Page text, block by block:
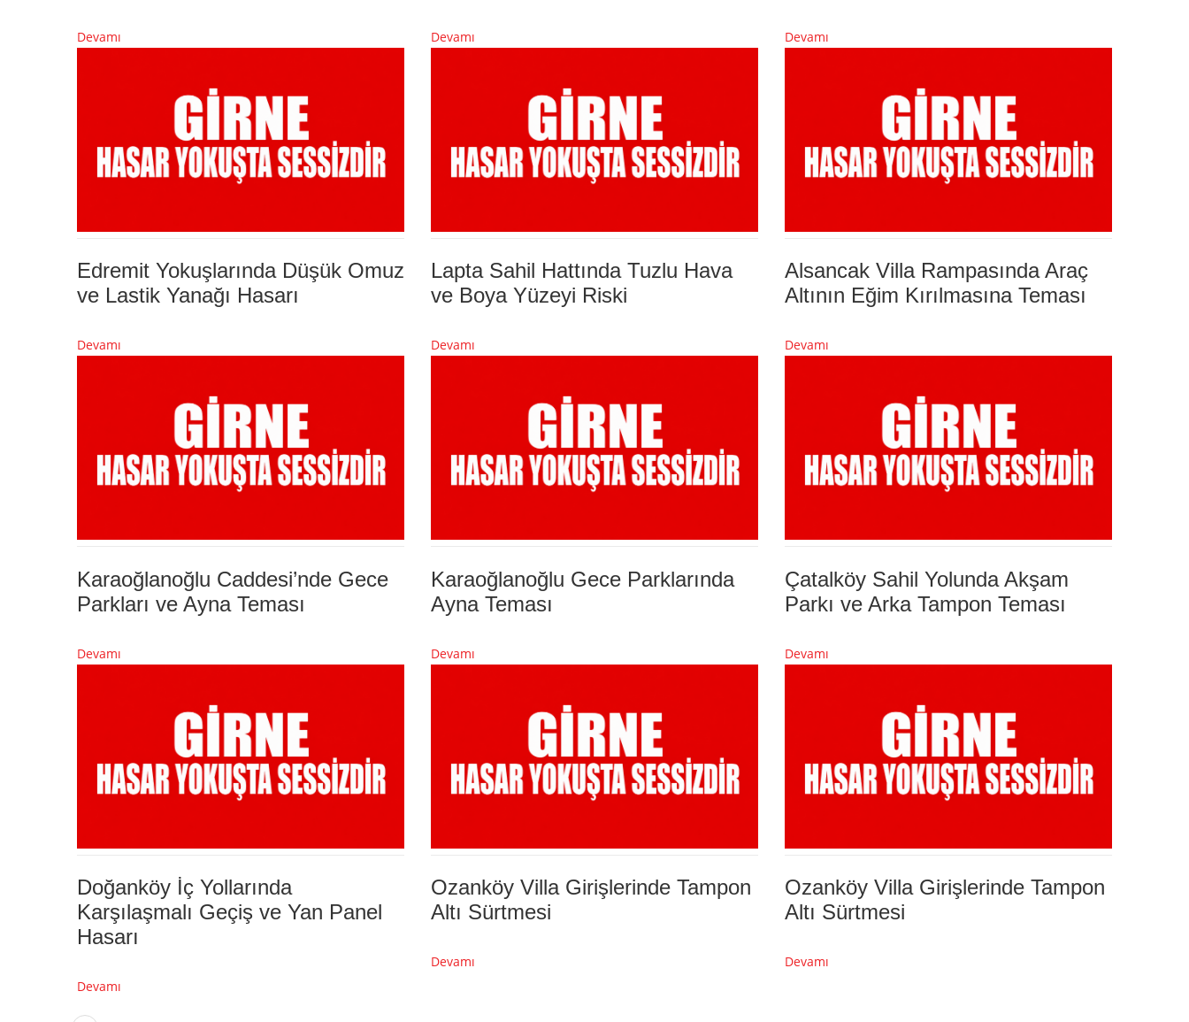
Devamı Devamı Devamı
Edremit Yokuşlarında Düşük Omuz
ve Lastik Yanağı Hasarı
Devamı
Lapta Sahil Hattında Tuzlu Hava
ve Boya Yüzeyi Riski
Devamı
Alsancak Villa Rampasında Araç
Altının Eğim Kırılmasına Teması
Devamı
Karaoğlanoğlu Caddesi’nde Gece
Parkları ve Ayna Teması
Devamı
Karaoğlanoğlu Gece Parklarında
Ayna Teması
Devamı
Çatalköy Sahil Yolunda Akşam
Parkı ve Arka Tampon Teması
Devamı
Doğanköy İç Yollarında
Karşılaşmalı Geçiş ve Yan Panel
Hasarı
Devamı
Ozanköy Villa Girişlerinde Tampon
Altı Sürtmesi
Devamı
Ozanköy Villa Girişlerinde Tampon
Altı Sürtmesi
Devamı